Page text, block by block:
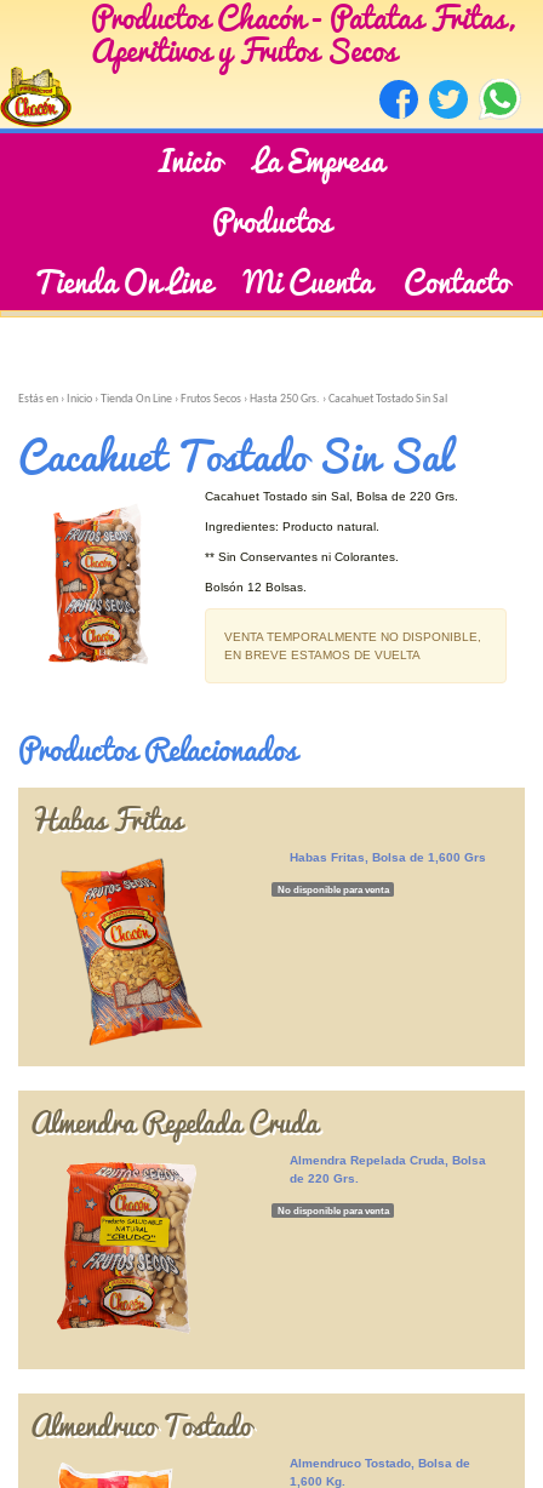
Productos Chacón - Patatas Fritas,
Aperitivos y Frutos Secos
Inicio La Empresa
Productos
Tienda On Line Mi Cuenta Contacto
Estás en › Inicio ›Tienda On Line › Frutos Secos › Hasta 250 Grs. ›Cacahuet Tostado Sin Sal
Cacahuet Tostado Sin Sal
Cacahuet Tostado sin Sal, Bolsa de 220 Grs.
Ingredientes: Producto natural.
** Sin Conservantes ni Colorantes.
Bolsón 12 Bolsas.
VENTA TEMPORALMENTE NO DISPONIBLE,
EN BREVE ESTAMOS DE VUELTA
Productos Relacionados
Habas Fritas
Habas Fritas, Bolsa de 1,600 Grs
No disponible para venta
Almendra Repelada Cruda
Almendra Repelada Cruda, Bolsa
de 220 Grs.
No disponible para venta
Almendruco Tostado
Almendruco Tostado, Bolsa de
1,600 Kg.